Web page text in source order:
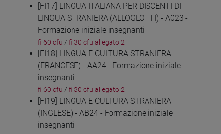
[FI17] LINGUA ITALIANA PER DISCENTI DI
LINGUA STRANIERA (ALLOGLOTTI) - A023 -
Formazione iniziale insegnanti
fi 60 cfu / fi 30 cfu allegato 2
[FI18] LINGUA E CULTURA STRANIERA
(FRANCESE) - AA24 - Formazione iniziale
insegnanti
fi 60 cfu / fi 30 cfu allegato 2
[FI19] LINGUA E CULTURA STRANIERA
(INGLESE) - AB24 - Formazione iniziale
insegnanti